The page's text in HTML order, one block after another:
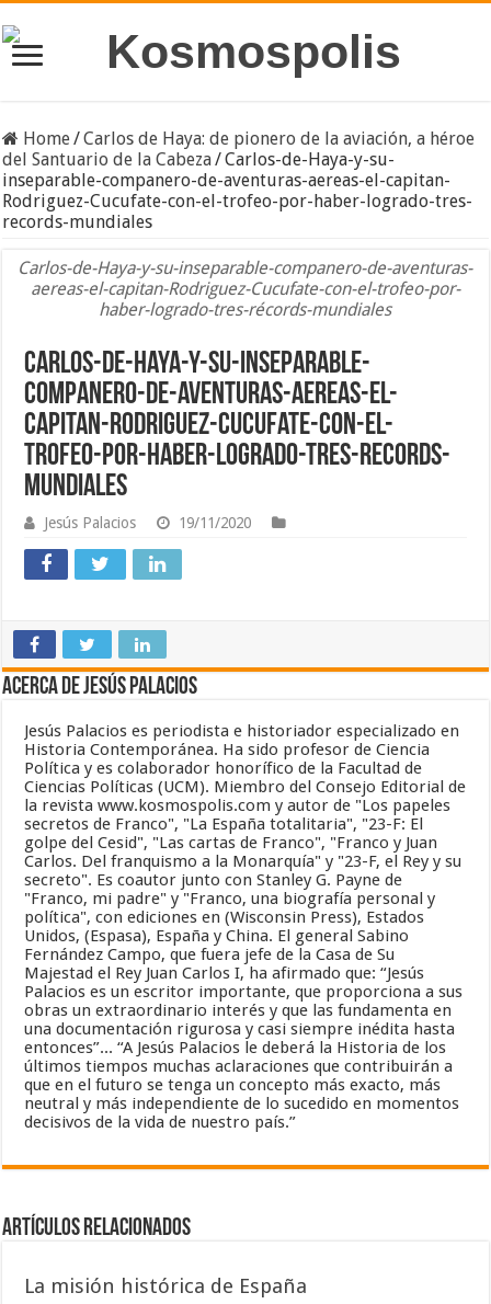
Home/Carlos de Haya: de pionero de la aviación, a héroe
del Santuario de la Cabeza/Carlos-de-Haya-y-su-
inseparable-companero-de-aventuras-aereas-el-capitan-
Rodriguez-Cucufate-con-el-trofeo-por-haber-logrado-tres-
records-mundiales
Carlos-de-Haya-y-su-inseparable-companero-de-aventuras-
aereas-el-capitan-Rodriguez-Cucufate-con-el-trofeo-por-
haber-logrado-tres-récords-mundiales
Carlos-de-Haya-y-su-inseparable-
companero-de-aventuras-aereas-el-
capitan-Rodriguez-Cucufate-con-el-
trofeo-por-haber-logrado-tres-records-
mundiales
Jesús Palacios 19/11/2020
Acerca de Jesús Palacios
Jesús Palacios es periodista e historiador especializado en
Historia Contemporánea. Ha sido profesor de Ciencia
Política y es colaborador honorífico de la Facultad de
Ciencias Políticas (UCM). Miembro del Consejo Editorial de
la revista www.kosmospolis.com y autor de "Los papeles
secretos de Franco", "La España totalitaria", "23-F: El
golpe del Cesid", "Las cartas de Franco", "Franco y Juan
Carlos. Del franquismo a la Monarquía" y "23-F, el Rey y su
secreto". Es coautor junto con Stanley G. Payne de
"Franco, mi padre" y "Franco, una biografía personal y
política", con ediciones en (Wisconsin Press), Estados
Unidos, (Espasa), España y China. El general Sabino
Fernández Campo, que fuera jefe de la Casa de Su
Majestad el Rey Juan Carlos I, ha afirmado que: “Jesús
Palacios es un escritor importante, que proporciona a sus
obras un extraordinario interés y que las fundamenta en
una documentación rigurosa y casi siempre inédita hasta
entonces”... “A Jesús Palacios le deberá la Historia de los
últimos tiempos muchas aclaraciones que contribuirán a
que en el futuro se tenga un concepto más exacto, más
neutral y más independiente de lo sucedido en momentos
decisivos de la vida de nuestro país.”
Artículos relacionados
La misión histórica de España